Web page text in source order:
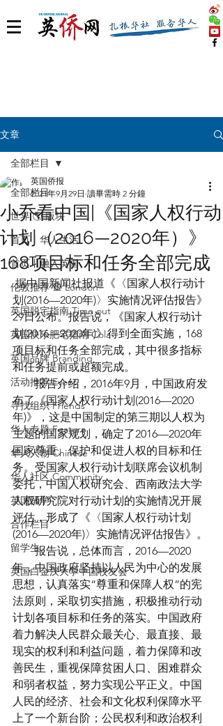
文章
全部栏目
世界 🌎 版块
首页丨华人生活
首页丨融入英国
伦敦推荐 🎡 London
英国脱宅指南 Time out
英国快乐肥宅指南 Cola
英国品牌 Branding
活动推荐 Event
寻找组织 Friends
华人专题 Feature
华人人物 Chinese
华人社区 Community
英国留学
合作栏目
留学生
英国白金汉大学中国校友会
全部栏目
小乔看中国|《国家人权行动
计划（2016—2020年）》
168项目标和任务全部完成
英国侨报
2021年9月29日 讀畢需時 2 分鐘
据中国新闻社报道《〈国家人权行动计
划(2016—2020年)〉实施情况评估报告》
29日公布。报告说，《国家人权行动计
划(2016—2020年)》得到全面实施，168
项目标和任务全部完成，其中很多指标
和任务提前或超额完成。
报告介绍，2016年9月，中国政府发
布了《国家人权行动计划(2016—2020
年)》，这是中国制定的第三期以人权为
主题的国家规划，确定了2016—2020年
国家尊重、保护和促进人权的目标和任
务。受国家人权行动计划联席会议机制
委托，中国人权研究会、西南政法大学
人权研究院对行动计划的实施情况开展
评估，形成了《〈国家人权行动计划
(2016—2020年)〉实施情况评估报告》。
报告说，总体而言，2016—2020
年，中国政府坚持以人民为中心的发展
思想，认真落实“尊重和保障人权”的宪
法原则，采取切实措施，积极推动行动
计划各项目标和任务的落实。中国政府
着力解决人民群众最关心、最直接、最
现实的权利和利益问题，着力保障和改
善民生，重视保障贫困人口、困难群众
和弱者权益，努力实现公平正义。中国
人民的经济、社会和文化权利保障水平
上了一个新台阶；公民权利和政治权利